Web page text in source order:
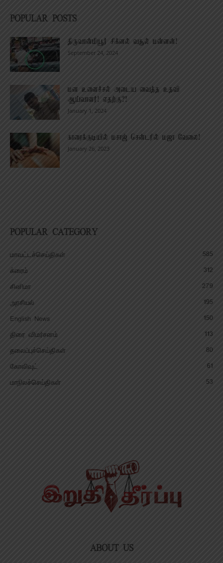
POPULAR POSTS
திருவான்மியூர் சிக்னல் வசூல் மன்னன்!
September 24, 2024
மன உளைச்சல் அடைய வைத்த உதவி
ஆய்வாளர்! எதற்கு?!
January 1, 2024
காரைக்குடியில் மசாஜ் சென்டரில் மஜா வேலை!
January 26, 2023
POPULAR CATEGORY
மாவட்டச்செய்திகள்
585
க்ரைம்
312
சினிமா
279
அரசியல்
195
English News
150
திரை விமர்சனம்
113
தலைப்புச்செய்திகள்
80
கோலிவுட்
61
மாநிலச்செய்திகள்
53
ABOUT US